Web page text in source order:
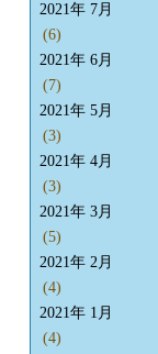
2021年 7月
(6)
2021年 6月
(7)
2021年 5月
(3)
2021年 4月
(3)
2021年 3月
(5)
2021年 2月
(4)
2021年 1月
(4)